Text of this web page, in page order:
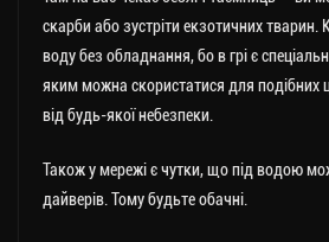
скарби або зустріти екзотичних тварин.
воду без обладнання, бо в грі є
яким можна скористатися для подібних
від будь-якої небезпеки.
Також у мережі є чутки, що під водою
дайверів. Тому будьте обачні.